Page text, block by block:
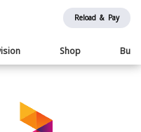
Reload & Pay
Shop